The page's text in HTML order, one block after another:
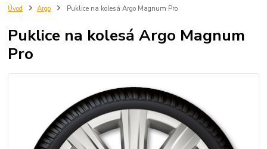
Úvod Argo Puklice na kolesá Argo Magnum Pro
Puklice na kolesá Argo Magnum
Pro